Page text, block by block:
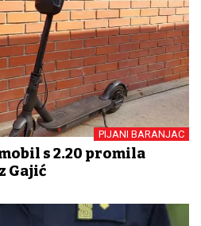
PIJANI BARANJAC
s 2.20 promila
Gajić